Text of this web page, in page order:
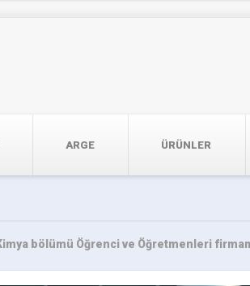
ARGE ÜRÜNLER
bölümü Öğrenci ve Öğretmenleri